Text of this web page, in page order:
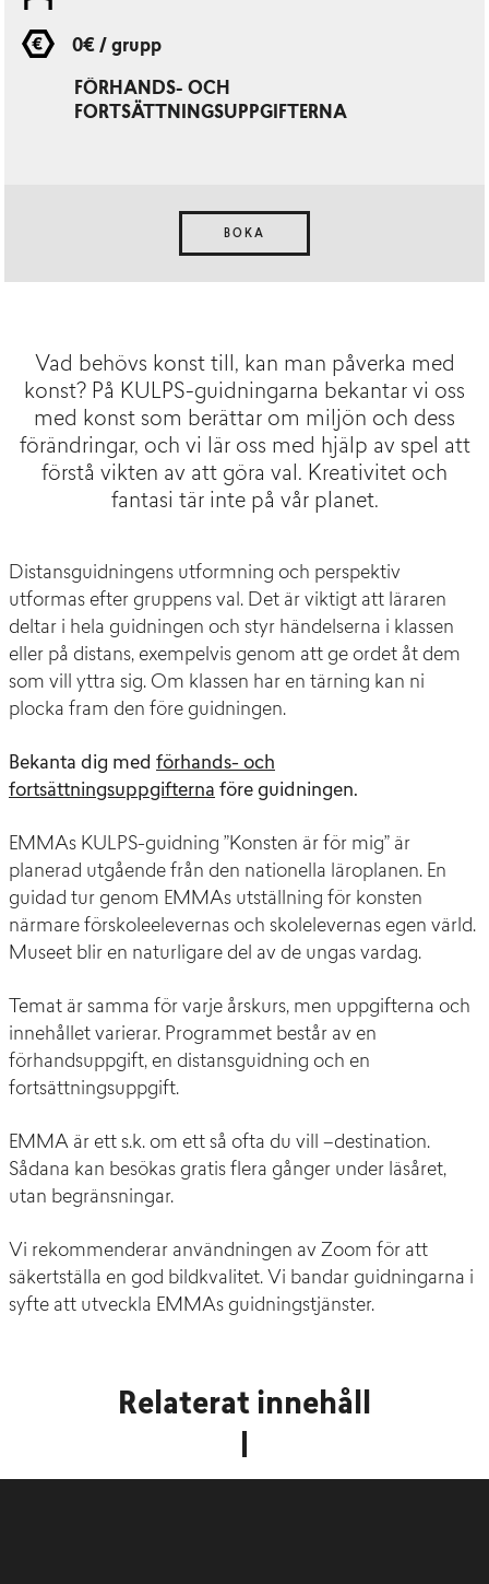
0€ / grupp
FÖRHANDS- OCH
FORTSÄTTNINGSUPPGIFTERNA
BOKA
Vad behövs konst till, kan man påverka med
konst? På KULPS-guidningarna bekantar vi oss
med konst som berättar om miljön och dess
förändringar, och vi lär oss med hjälp av spel att
förstå vikten av att göra val. Kreativitet och
fantasi tär inte på vår planet.
Distansguidningens utformning och perspektiv
utformas efter gruppens val. Det är viktigt att läraren
deltar i hela guidningen och styr händelserna i klassen
eller på distans, exempelvis genom att ge ordet åt dem
som vill yttra sig. Om klassen har en tärning kan ni
plocka fram den före guidningen.
Bekanta dig med förhands- och
fortsättningsuppgifterna före guidningen.
EMMAs KULPS-guidning ”Konsten är för mig” är
planerad utgående från den nationella läroplanen. En
guidad tur genom EMMAs utställning för konsten
närmare förskoleelevernas och skolelevernas egen värld.
Museet blir en naturligare del av de ungas vardag.
Temat är samma för varje årskurs, men uppgifterna och
innehållet varierar. Programmet består av en
förhandsuppgift, en distansguidning och en
fortsättningsuppgift.
EMMA är ett s.k. om ett så ofta du vill –destination.
Sådana kan besökas gratis flera gånger under läsåret,
utan begränsningar.
Vi rekommenderar användningen av Zoom för att
säkertställa en god bildkvalitet. Vi bandar guidningarna i
syfte att utveckla EMMAs guidningstjänster.
Relaterat innehåll